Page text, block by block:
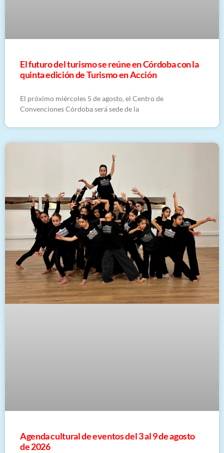
El futuro del turismo se reúne en Córdoba con la
quinta edición de Turismo en Acción
El próximo miércoles 5 de agosto, el Centro de
Convenciones Córdoba será sede de la
​Agenda cultural de eventos del 3 al 9 de agosto
de 2026